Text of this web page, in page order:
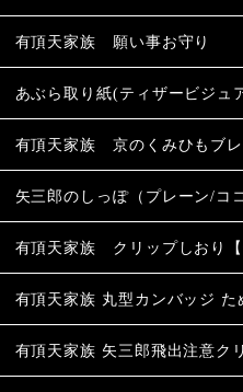
有頂天家族 願い事お守り
あぶら取り紙(ティザービジュ
有頂天家族 京のくみひもブレ
矢三郎のしっぽ（プレーン/コ
有頂天家族 クリップしおり【
有頂天家族 丸型カンバッジ た
有頂天家族 矢三郎飛出注意ク